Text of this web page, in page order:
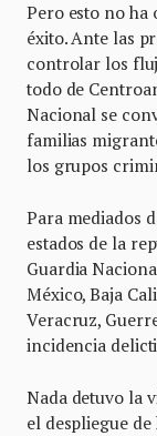
Pero esto no ha
éxito. Ante las
controlar los
todo de
Nacional se
familias
los grupos
Para mediados
estados de la
Guardia
México, Baja
Veracruz,
incidencia
Nada detuvo la
el despliegue